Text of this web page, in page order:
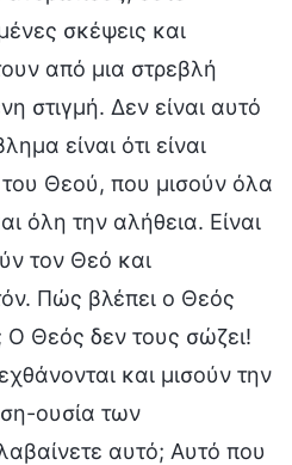
σκέψεις και
από μια στρεβλή
στιγμή. Δεν είναι αυτό
είναι ότι είναι
του Θεού, που μισούν όλα
όλη την αλήθεια. Είναι
τον Θεό και
Πώς βλέπει ο Θεός
Ο Θεός δεν τους σώζει!
και μισούν την
ουσία των
αυτό; Αυτό που